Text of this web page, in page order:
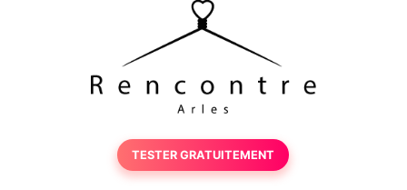
TESTER GRATUITEMENT